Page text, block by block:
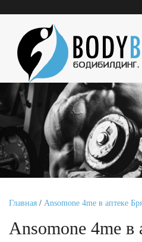
Главная / Ansomone 4me в аптеке
Ansomone 4me в